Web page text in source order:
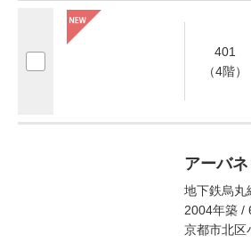
401
（4階）
アーバ
地下鉄烏
2004年築 /
京都市北区